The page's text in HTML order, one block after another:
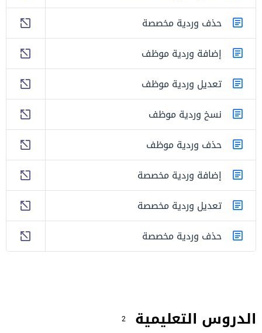
حذف وردية مخصصة
إضافة وردية موظف
تعديل وردية موظف
نسخ وردية موظف
حذف وردية موظف
إضافة وردية مخصصة
تعديل وردية مخصصة
حذف وردية مخصصة
الدروس التعليمية 2